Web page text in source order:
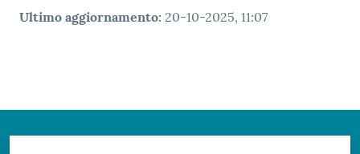
Ultimo aggiornamento: 20-10-2025, 11:07